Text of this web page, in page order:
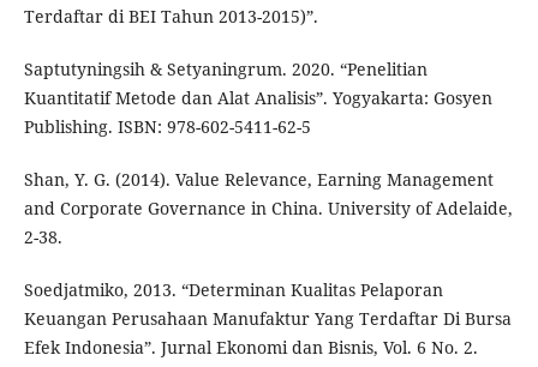
Terdaftar di BEI Tahun 2013-2015)”.
Saptutyningsih & Setyaningrum. 2020. “Penelitian
Kuantitatif Metode dan Alat Analisis”. Yogyakarta: Gosyen
Publishing. ISBN: 978-602-5411-62-5
Shan, Y. G. (2014). Value Relevance, Earning Management
and Corporate Governance in China. University of Adelaide,
2-38.
Soedjatmiko, 2013. “Determinan Kualitas Pelaporan
Keuangan Perusahaan Manufaktur Yang Terdaftar Di Bursa
Efek Indonesia”. Jurnal Ekonomi dan Bisnis, Vol. 6 No. 2.